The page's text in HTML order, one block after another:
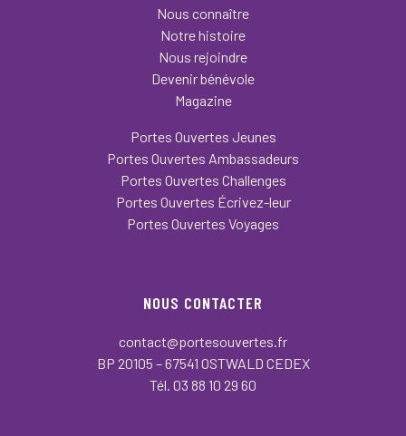
Nous connaître
Notre histoire
Nous rejoindre
Devenir bénévole
Magazine
Portes Ouvertes Jeunes
Portes Ouvertes Ambassadeurs
Portes Ouvertes Challenges
Portes Ouvertes Écrivez-leur
Portes Ouvertes Voyages
NOUS CONTACTER
contact@portesouvertes.fr
BP 20105 – 67541 OSTWALD CEDEX
Tél. 03 88 10 29 60